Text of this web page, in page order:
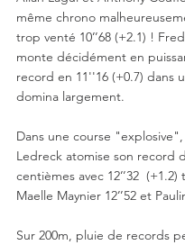
même chrono
trop venté 10’’68 (+2.1) !
monte décidément en
record en 11''16 (+0.7) dans
domina largement.
Dans une course "explosive",
Ledreck atomise son record
centièmes avec 12’’32
Maelle Maynier 12’’52 et
Sur 200m, pluie de records